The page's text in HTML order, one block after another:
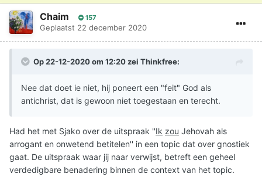
Chaim 157
Geplaatst 22 december 2020
Op 22-12-2020 om 12:20 zei Thinkfree:
Nee dat doet ie niet, hij poneert een "feit" God als
antichrist, dat is gewoon niet toegestaan en terecht.
Had het met Sjako over de uitspraak ''Ik zou Jehovah als
arrogant en onwetend betitelen'' in een topic dat over gnostiek
gaat. De uitspraak waar jij naar verwijst, betreft een geheel
verdedigbare benadering binnen de context van het topic.